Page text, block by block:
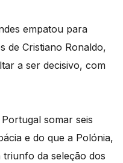
empatou para
de Cristiano Ronaldo,
a ser decisivo, com
somar seis
e do que a Polónia,
da seleção dos